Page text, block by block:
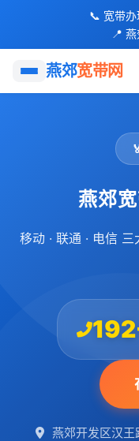
📞 宽带办
📍
燕郊宽带网
首页
FTTR全屋光纤
小区覆盖
常见问题
燕郊
移动 · 联通 · 电信
燕郊开发区汉王